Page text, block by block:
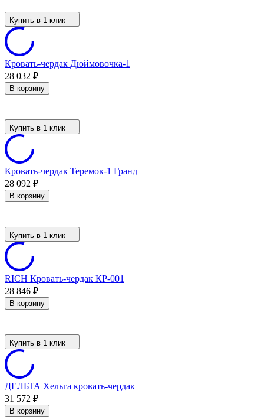
Купить в 1 клик
Кровать-чердак Дюймовочка-1
28 032 ₽
В корзину
Купить в 1 клик
Кровать-чердак Теремок-1 Гранд
28 092 ₽
В корзину
Купить в 1 клик
RICH Кровать-чердак КР-001
28 846 ₽
В корзину
Купить в 1 клик
ДЕЛЬТА Хельга кровать-чердак
31 572 ₽
В корзину